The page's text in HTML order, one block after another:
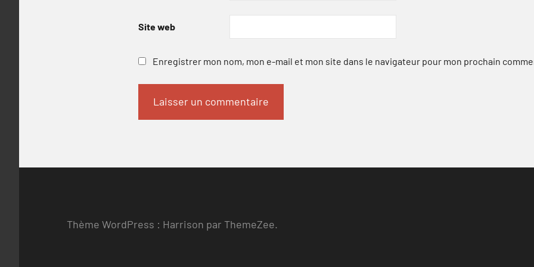
Site web
Enregistrer mon nom, mon e-mail et mon site dans le navigateur pour mon prochain
Thème WordPress : Harrison par ThemeZee.